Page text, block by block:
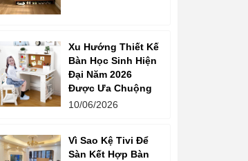
Xu Hướng Thiết Kế
Bàn Học Sinh Hiện
Đại Năm 2026
Được Ưa Chuộng
10/06/2026
Vì Sao Kệ Tivi Để
Sàn Kết Hợp Bàn